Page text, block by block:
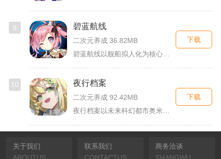
9 碧蓝航线
二次元养成 36.82MB
下载
10 夜行档案
二次元养成 92.42MB
夜行档案以未来科幻都市奥米勒斯为舞台，玩家任职特勤部调查员，...
下载
关于我们
联系我们
商务洽谈